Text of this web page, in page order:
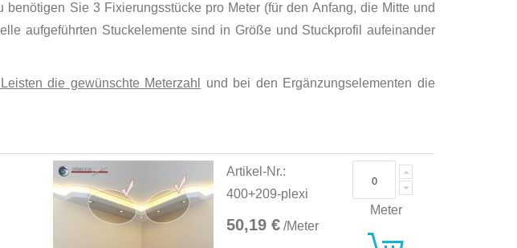
Sie 3 Fixierungsstücke pro Meter (für den Anfang, die Mitte und
aufgeführten Stuckelemente sind in Größe und Stuckprofil aufeinander
die gewünschte Meterzahl
und bei den Ergänzungselementen die
Artikel-Nr.:
400+209-plexi
50,19 € /Meter
Meter